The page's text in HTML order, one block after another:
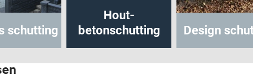
schutting
Hout-
betonschutting
Design